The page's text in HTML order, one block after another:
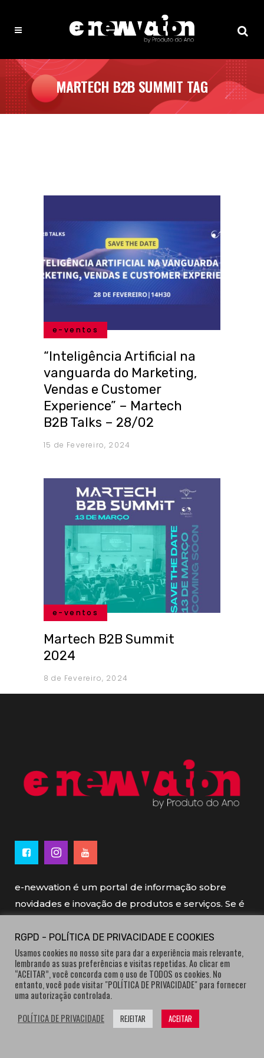
MARTECH B2B SUMMIT TAG
e-ventos
“Inteligência Artificial na
vanguarda do Marketing,
Vendas e Customer
Experience” – Martech
B2B Talks – 28/02
15 de Fevereiro, 2024
e-ventos
Martech B2B Summit
2024
8 de Fevereiro, 2024
e-newvation é um portal de informação sobre
novidades e inovação de produtos e serviços. Se é
e-newvation tem o patrocínio do “Produto do
Ano”, o prémio de inovação atribuído por
consumidores.
RGPD - POLÍTICA DE PRIVACIDADE E COOKIES
Usamos cookies no nosso site para dar a experiência mais relevante,
lembrando as suas preferências e visitas repetidas. Ao clicar em
“ACEITAR”, você concorda com o uso de TODOS os cookies. No
entanto, você pode visitar "POLÍTICA DE PRIVACIDADE" para fornecer
uma autorização controlada.
POLÍTICA DE PRIVACIDADE
REJEITAR ACEITAR